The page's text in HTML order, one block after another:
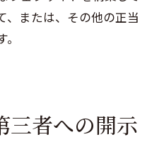
、または、その他の正当
三者への開示